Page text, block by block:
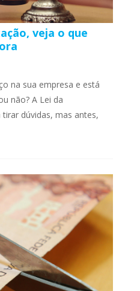
veja o que
na sua empresa e está
não? A Lei da
dúvidas, mas antes,